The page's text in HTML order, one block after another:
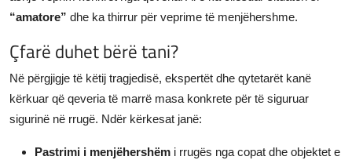
“amatore” dhe ka thirrur për veprime të menjëhershme.
Çfarë duhet bërë tani?
Në përgjigje të këtij tragjedisë, ekspertët dhe qytetarët kanë
kërkuar që qeveria të marrë masa konkrete për të siguruar
sigurinë në rrugë. Ndër kërkesat janë:
Pastrimi i menjëhershëm i rrugës nga copat dhe objektet e